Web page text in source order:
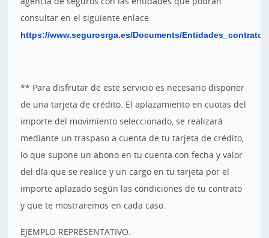
consultar en el siguiente enlace:
https://www.segurosrga.es/Documents/
** Para disfrutar de este servicio es necesario disponer
de una tarjeta de crédito. El aplazamiento en cuotas del
importe del movimiento seleccionado, se realizará
mediante un traspaso a cuenta de tu tarjeta de crédito,
lo que supone un abono en tu cuenta con fecha y valor
del día que se realice y un cargo en tu tarjeta por el
importe aplazado según las condiciones de tu contrato
y que te mostraremos en cada caso.
EJEMPLO REPRESENTATIVO: